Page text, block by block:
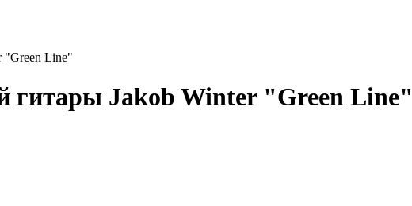
"Green Line"
гитары Jakob Winter "Green Line"